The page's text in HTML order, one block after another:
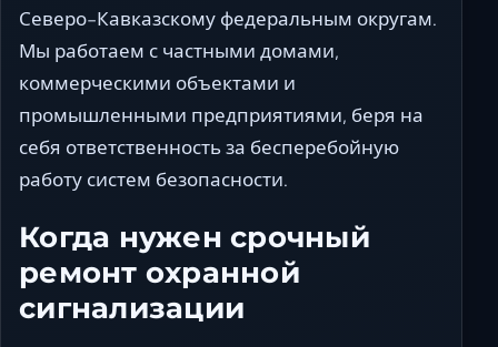
Северо-Кавказскому федеральным округам.
Мы работаем с частными домами,
коммерческими объектами и
промышленными предприятиями, беря на
себя ответственность за бесперебойную
работу систем безопасности.
Когда нужен срочный
ремонт охранной
сигнализации